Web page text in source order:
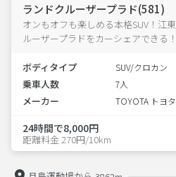
ランドクルーザープラド(581)
オンもオフも楽しめる本格SUV！江
ルーザープラドをカーシェアできる！
ボディタイプ SUV/クロカン
乗車人数 7人
メーカー TOYOTA トヨタ
24時間で8,000円
距離料金 270円/10km